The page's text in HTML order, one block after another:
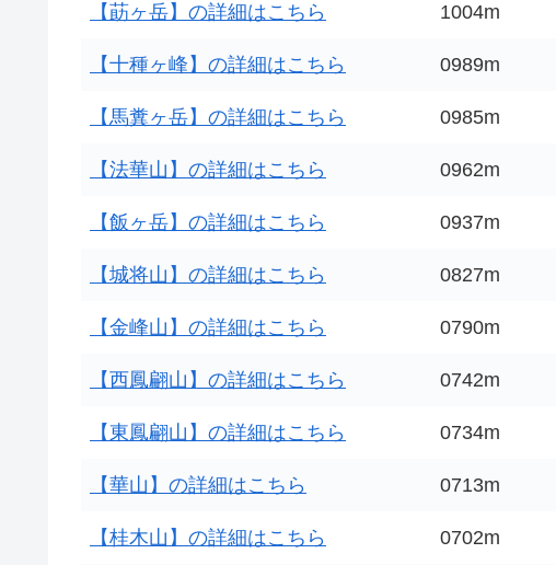
【莇ヶ岳】の詳細はこちら 1004m
【十種ヶ峰】の詳細はこちら 0989m
【馬糞ヶ岳】の詳細はこちら 0985m
【法華山】の詳細はこちら 0962m
【飯ヶ岳】の詳細はこちら 0937m
【城将山】の詳細はこちら 0827m
【金峰山】の詳細はこちら 0790m
【西鳳翩山】の詳細はこちら 0742m
【東鳳翩山】の詳細はこちら 0734m
【華山】の詳細はこちら 0713m
【桂木山】の詳細はこちら 0702m